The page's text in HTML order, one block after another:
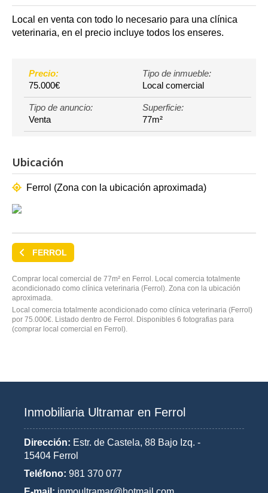
Local en venta con todo lo necesario para una clínica
veterinaria, en el precio incluye todos los enseres.
Precio:
75.000€
Tipo de inmueble:
Local comercial
Tipo de anuncio:
Venta
Superficie:
77m²
Ubicación
Ferrol (Zona con la ubicación aproximada)
FERROL
Comprar local comercial de 77m² en Ferrol. Local comercia totalmente
acondicionado como clínica veterinaria (Ferrol). Zona con la ubicación
aproximada.
Local comercia totalmente acondicionado como clínica veterinaria (Ferrol)
por 75.000€. Listado dentro de Ferrol. Disponibles 6 fotografias para
(comprar local comercial en Ferrol).
Inmobiliaria Ultramar en Ferrol
Dirección: Estr. de Castela, 88 Bajo Izq. -
15404 Ferrol
Teléfono: 981 370 077